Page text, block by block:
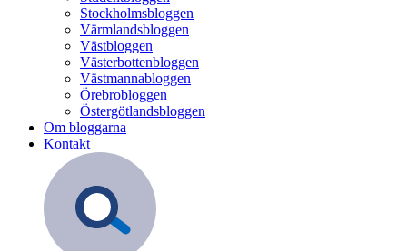
Stockholmsbloggen
Värmlandsbloggen
Västbloggen
Västerbottenbloggen
Västmannabloggen
Örebrobloggen
Östergötlandsbloggen
Om bloggarna
Kontakt